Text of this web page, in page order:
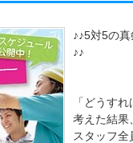
♪♪5対5の
♪♪
「どうす
考えた結果、
スタッフ全